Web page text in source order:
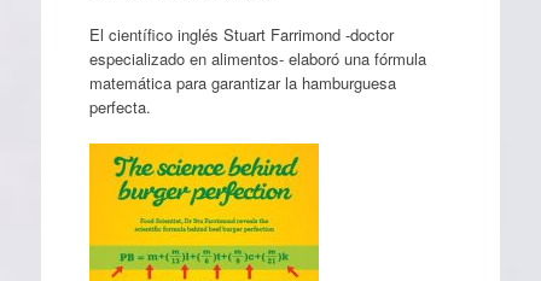
El científico inglés Stuart Farrimond -doctor
especializado en alimentos- elaboró una fórmula
matemática para garantizar la hamburguesa
perfecta.